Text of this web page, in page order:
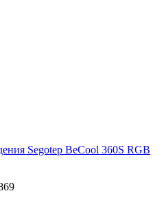
Segotep BeCool 360S RGB